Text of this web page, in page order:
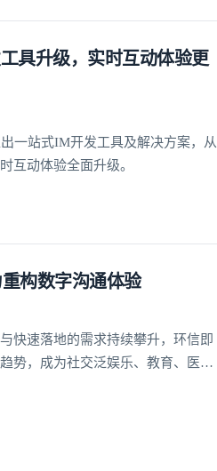
具升级，实时互动体验更
一站式IM开发工具及解决方案，从
互动体验全面升级。
构数字沟通体验
快速落地的需求持续攀升，环信即
势，成为社交泛娱乐、教育、医